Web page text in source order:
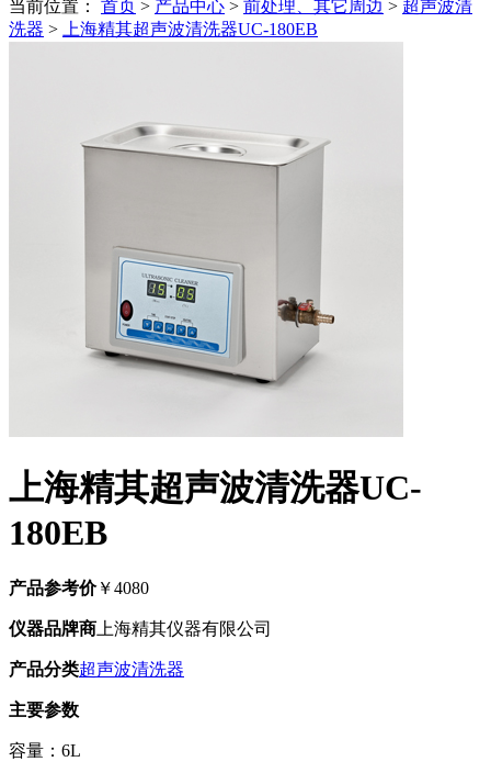
当前位置： 首页 > 产品中心 > 前处理、其它周边 > 超声波清
洗器 > 上海精其超声波清洗器UC-180EB
上海精其超声波清洗器UC-
180EB
产品参考价￥4080
仪器品牌商 上海精其仪器有限公司
产品分类超声波清洗器
主要参数
容量：6L